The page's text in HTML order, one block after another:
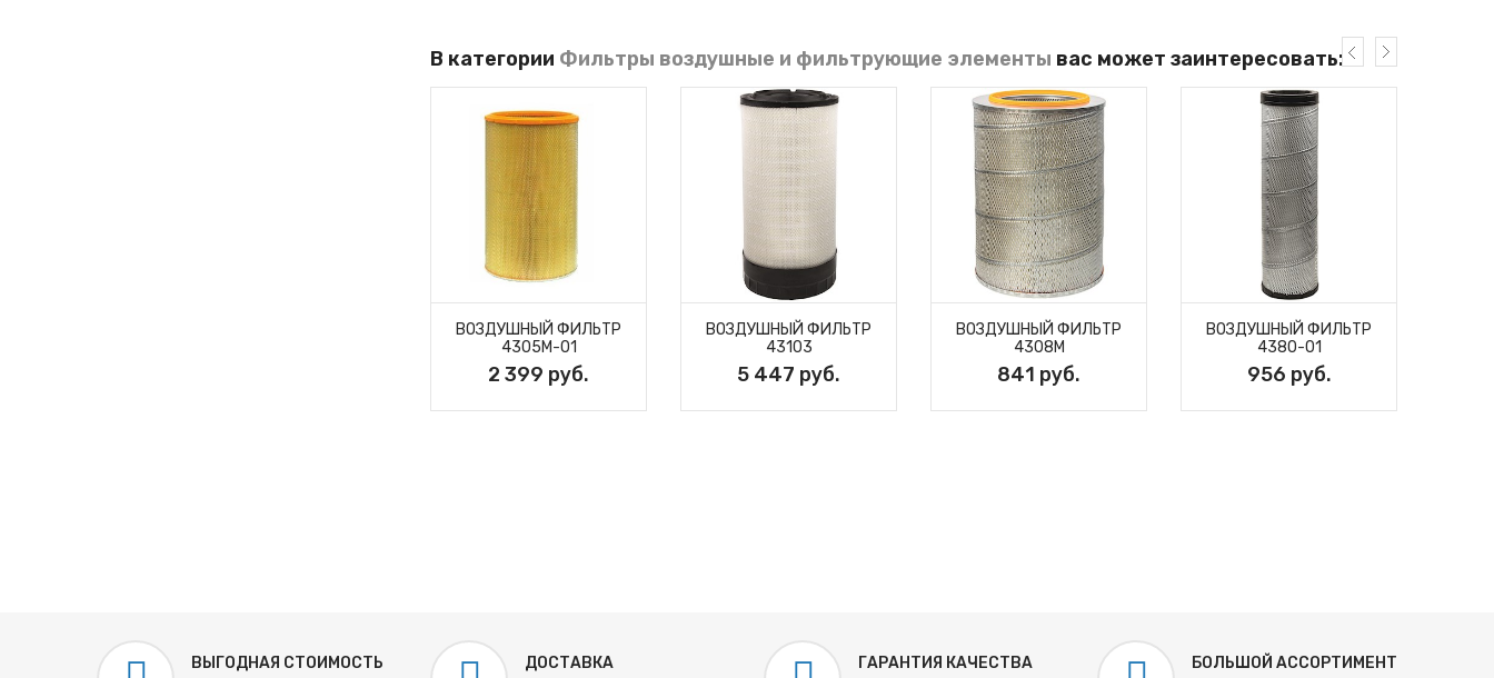
В категории Фильтры воздушные и фильтрующие элементы вас может заинтересовать:
ВОЗДУШНЫЙ ФИЛЬТР
4305M-01
2 399 руб.
ВОЗДУШНЫЙ ФИЛЬТР
43103
5 447 руб.
ВОЗДУШНЫЙ ФИЛЬТР
4308M
841 руб.
ВОЗДУШНЫЙ ФИЛЬТР
4380-01
956 руб.
ВЫГОДНАЯ СТОИМОСТЬ
ДОСТАВКА
ГАРАНТИЯ КАЧЕСТВА
БОЛЬШОЙ АССОРТИМЕНТ